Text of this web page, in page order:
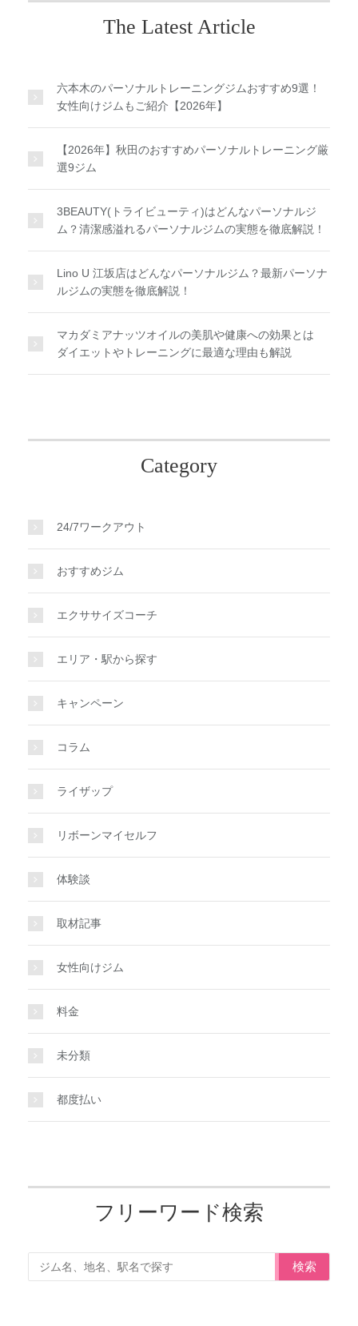
The Latest Article
六本木のパーソナルトレーニングジムおすすめ9選！
女性向けジムもご紹介【2026年】
【2026年】秋田のおすすめパーソナルトレーニング厳
選9ジム
3BEAUTY(トライビューティ)はどんなパーソナルジ
ム？清潔感溢れるパーソナルジムの実態を徹底解説！
Lino U 江坂店はどんなパーソナルジム？最新パーソナ
ルジムの実態を徹底解説！
マカダミアナッツオイルの美肌や健康への効果とは
ダイエットやトレーニングに最適な理由も解説
Category
24/7ワークアウト
おすすめジム
エクササイズコーチ
エリア・駅から探す
キャンペーン
コラム
ライザップ
リボーンマイセルフ
体験談
取材記事
女性向けジム
料金
未分類
都度払い
フリーワード検索
検索